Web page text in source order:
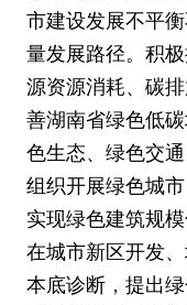
市建设发展不平
量发展路径。积
源资源消耗、碳
善湖南省绿色低
色生态、绿色交
组织开展绿色城
实现绿色建筑规
在城市新区开发
本底诊断，提出